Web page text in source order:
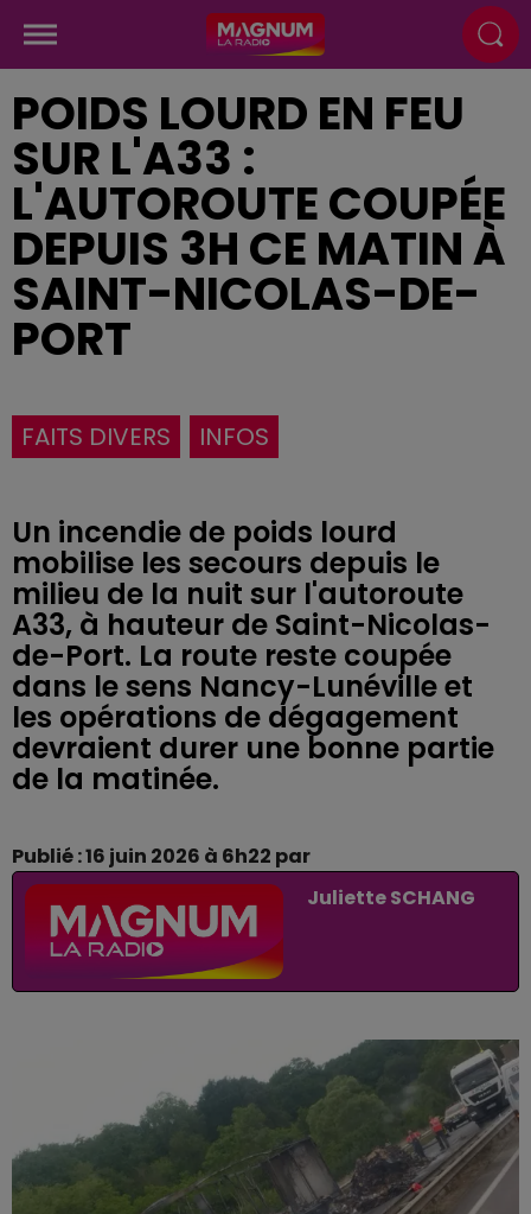
POIDS LOURD EN FEU
SUR L'A33 :
L'AUTOROUTE COUPÉE
DEPUIS 3H CE MATIN À
SAINT-NICOLAS-DE-
PORT
FAITS DIVERS INFOS
Un incendie de poids lourd
mobilise les secours depuis le
milieu de la nuit sur l'autoroute
A33, à hauteur de Saint-Nicolas-
de-Port. La route reste coupée
dans le sens Nancy-Lunéville et
les opérations de dégagement
devraient durer une bonne partie
de la matinée.
Publié : 16 juin 2026 à 6h22 par
Juliette SCHANG